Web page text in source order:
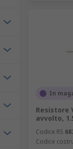
In
Resistore
avvolto,
Codice RS
Codice